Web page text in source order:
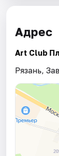
Адрес
Art Club
Рязань,